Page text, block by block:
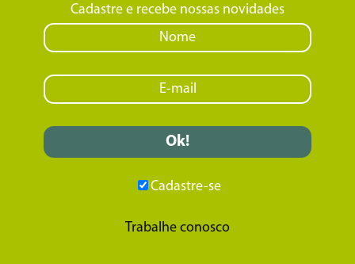
Cadastre e recebe nossas novidades
Cadastre-se
Trabalhe conosco